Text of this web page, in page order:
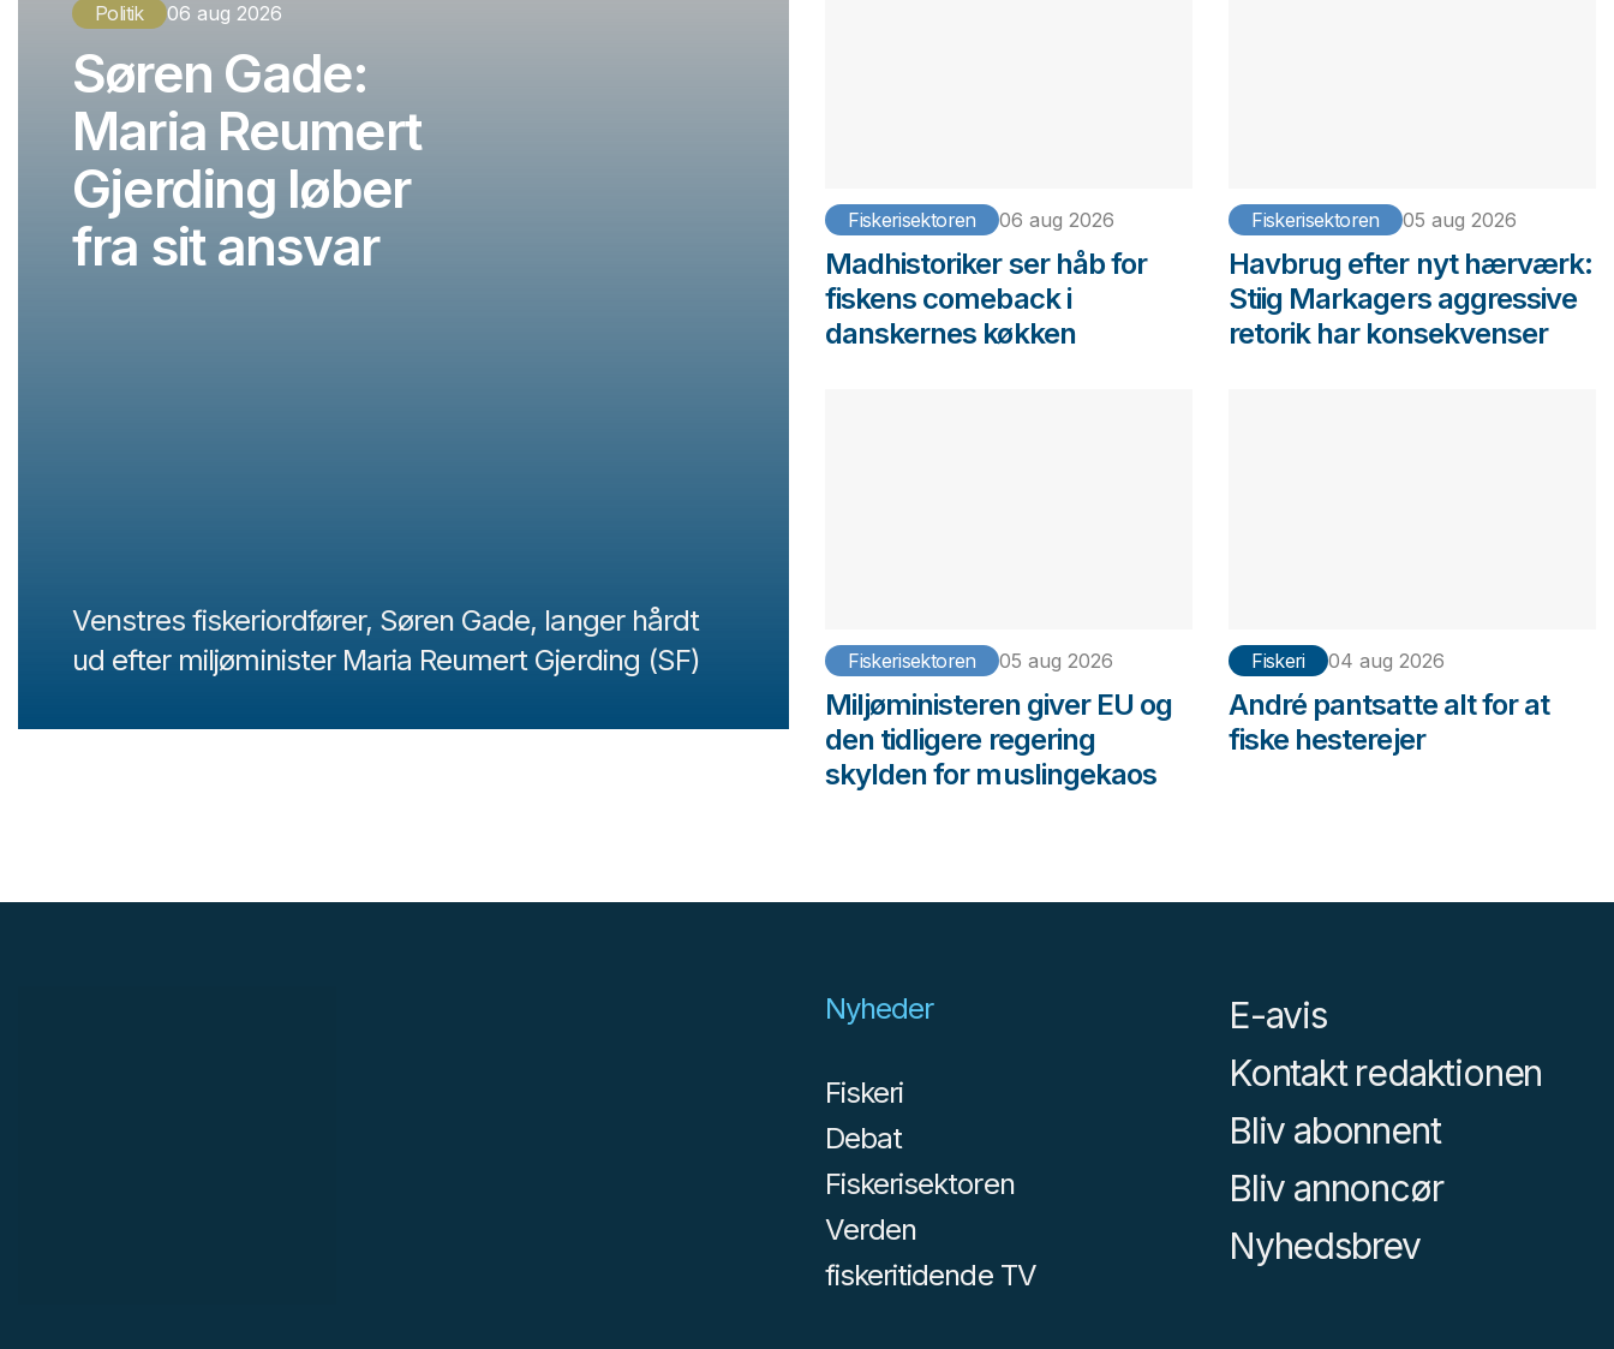
Politik 06 aug 2026
Søren Gade:
Maria Reumert
Gjerding løber
fra sit ansvar
Venstres fiskeriordfører, Søren Gade, langer hårdt
ud efter miljøminister Maria Reumert Gjerding (SF)
Fiskerisektoren 06 aug 2026
Madhistoriker ser håb for
fiskens comeback i
danskernes køkken
Fiskerisektoren 05 aug 2026
Havbrug efter nyt hærværk:
Stiig Markagers aggressive
retorik har konsekvenser
Fiskerisektoren 05 aug 2026
Miljøministeren giver EU og
den tidligere regering
skylden for muslingekaos
Fiskeri 04 aug 2026
André pantsatte alt for at
fiske hesterejer
Nyheder
Fiskeri
Debat
Fiskerisektoren
Verden
fiskeritidende TV
E-avis
Kontakt redaktionen
Bliv abonnent
Bliv annoncør
Nyhedsbrev